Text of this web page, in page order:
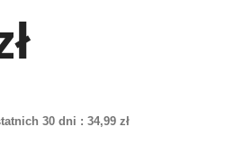
30 dni : 34,99 zł